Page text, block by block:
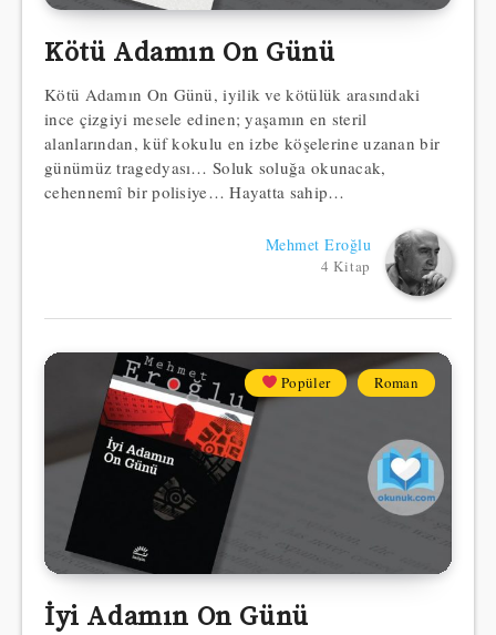
Kötü Adamın On Günü
Kötü Adamın On Günü, iyilik ve kötülük arasındaki
ince çizgiyi mesele edinen; yaşamın en steril
alanlarından, küf kokulu en izbe köşelerine uzanan bir
günümüz tragedyası… Soluk soluğa okunacak,
cehennemî bir polisiye… Hayatta sahip…
Mehmet Eroğlu
4 Kitap
Popüler Roman
İyi Adamın On Günü